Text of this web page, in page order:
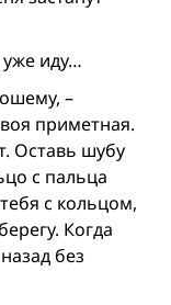
уже иду…
–
приметная.
Оставь шубу
с пальца
с кольцом,
Когда
без